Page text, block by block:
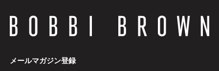
メールマガジン登録